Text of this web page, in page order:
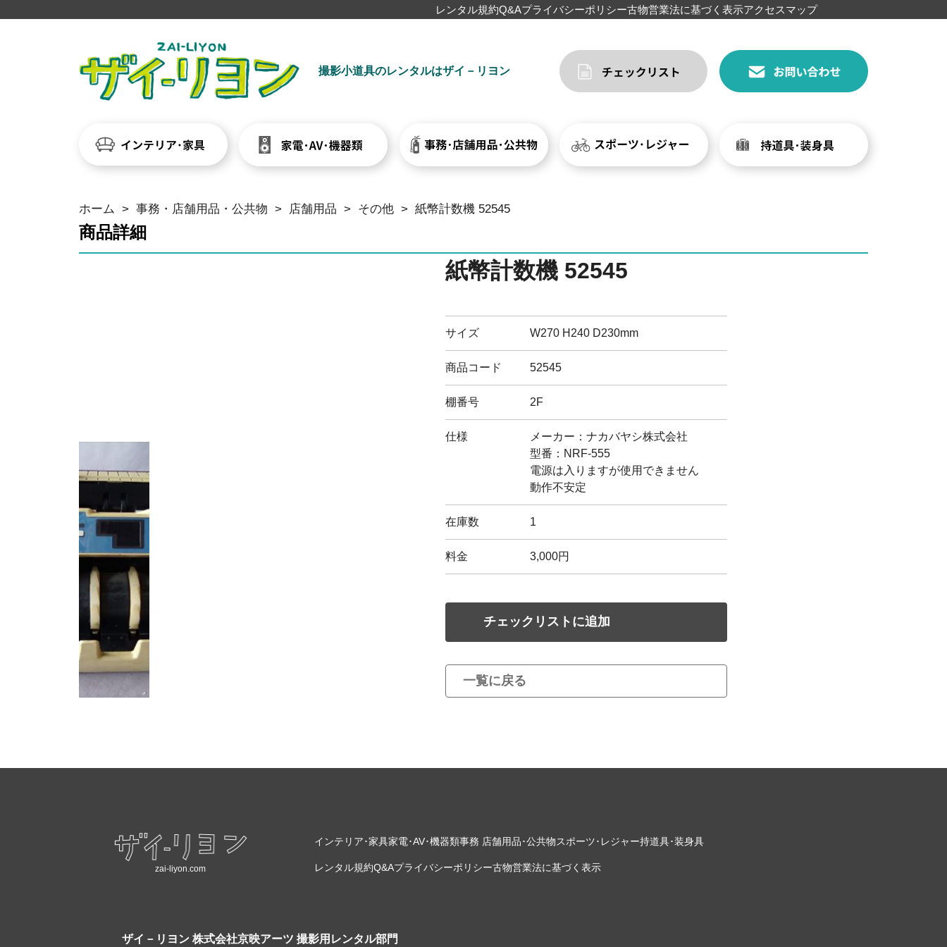
レンタル規約Q&Aプライバシーポリシー古物営業法に基づく表示アクセスマップ
撮影小道具のレンタルはザイ－リヨン
ホーム > 事務・店舗用品・公共物 > 店舗用品 > その他 > 紙幣計数機 52545
商品詳細
紙幣計数機 52545
サイズ W270 H240 D230mm
商品コード 52545
棚番号 2F
仕様
メーカー：ナカバヤシ株式会社
型番：NRF-555
電源は入りますが使用できません
動作不安定
在庫数 1
料金 3,000円
チェックリストに追加
一覧に戻る
zai-liyon.com
インテリア･家具家電･AV･機器類事務 店舗用品･公共物スポーツ･レジャー持道具･装身具
レンタル規約Q&Aプライバシーポリシー古物営業法に基づく表示
ザイ－リヨン 株式会社京映アーツ 撮影用レンタル部門